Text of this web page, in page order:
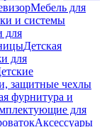
Мебель для
и системы
для
Детская
для
защитные чехлы
фурнитура и
для
Аксессуары